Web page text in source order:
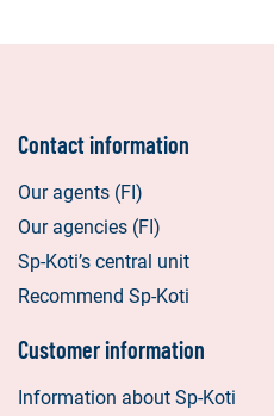
Contact information
Our agents (FI)
Our agencies (FI)
Sp-Koti’s central unit
Recommend Sp-Koti
Customer information
Information about Sp-Koti